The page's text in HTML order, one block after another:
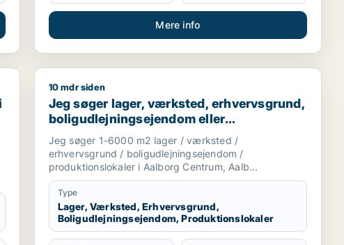
Mere info
eller produktionslokaler til salg i Region Nordjylland
Jeg søger lager, værksted, erhvervsgrund,
10 mdr siden
Jeg søger lager, værksted, erhvervsgrund,
boligudlejningsejendom eller
produktionslokaler til salg i Aalborg
Centrum, Aalborg SV eller Aalborg SØ
m.fl.
Jeg søger 1-6000 m2 lager / værksted /
erhvervsgrund / boligudlejningsejendom /
produktionslokaler i Aalborg Centrum, Aalb...
Type
Lager, Værksted, Erhvervsgrund,
Boligudlejningsejendom, Produktionslokaler